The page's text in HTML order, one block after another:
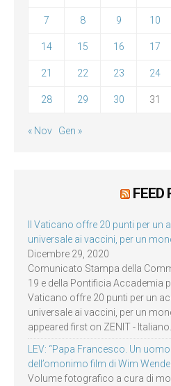
7 8 9 10
14 15 16 17
21 22 23 24
28 29 30 31
« Nov Gen »
FEED
Il Vaticano offre 20 punti per un
universale ai vaccini, per un
Dicembre 29, 2020
Comunicato Stampa della
19 e della Pontificia Accademia
Vaticano offre 20 punti per un
universale ai vaccini, per un
appeared first on ZENIT - Italiano.
LEV: “Papa Francesco. Un
dell’omonimo film di Wim
Volume fotografico a cura di